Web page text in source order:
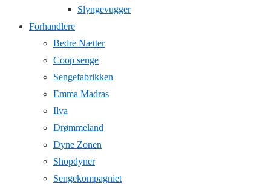
Slyngevugger
Forhandlere
Bedre Nætter
Coop senge
Sengefabrikken
Emma Madras
Ilva
Drømmeland
Dyne Zonen
Shopdyner
Sengekompagniet